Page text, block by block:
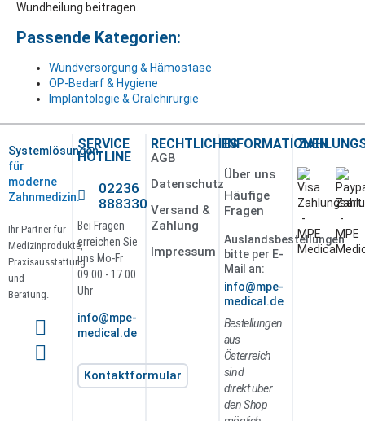
Wundheilung beitragen.
Passende Kategorien:
Wundversorgung & Hämostase
OP-Bedarf & Hygiene
Implantologie & Oralchirurgie
Systemlösungen
für
moderne
Zahnmedizin.
Ihr Partner für
Medizinprodukte,
Praxisausstattung
und
Beratung.
SERVICE
HOTLINE
02236
888330
Bei Fragen
erreichen Sie
uns Mo-Fr
09.00 - 17.00
Uhr
info@mpe-
medical.de
Kontaktformular
RECHTLICHES
AGB
Datenschutz
Versand &
Zahlung
Impressum
INFORMATIONEN
Über uns
Häufige
Fragen
Auslandsbestellungen
bitte per E-
Mail an:
info@mpe-
medical.de
Bestellungen
aus
Österreich
sind
direkt über
den Shop